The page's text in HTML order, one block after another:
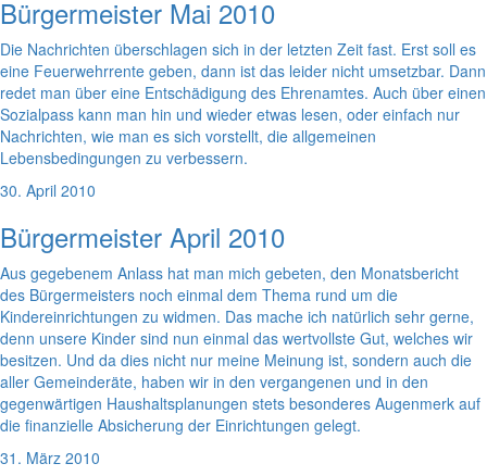
Bürgermeister Mai 2010
Die Nachrichten überschlagen sich in der letzten Zeit fast. Erst soll es
eine Feuerwehrrente geben, dann ist das leider nicht umsetzbar. Dann
redet man über eine Entschädigung des Ehrenamtes. Auch über einen
Sozialpass kann man hin und wieder etwas lesen, oder einfach nur
Nachrichten, wie man es sich vorstellt, die allgemeinen
Lebensbedingungen zu verbessern.
30. April 2010
Bürgermeister April 2010
Aus gegebenem Anlass hat man mich gebeten, den Monatsbericht
des Bürgermeisters noch einmal dem Thema rund um die
Kindereinrichtungen zu widmen. Das mache ich natürlich sehr gerne,
denn unsere Kinder sind nun einmal das wertvollste Gut, welches wir
besitzen. Und da dies nicht nur meine Meinung ist, sondern auch die
aller Gemeinderäte, haben wir in den vergangenen und in den
gegenwärtigen Haushaltsplanungen stets besonderes Augenmerk auf
die finanzielle Absicherung der Einrichtungen gelegt.
31. März 2010